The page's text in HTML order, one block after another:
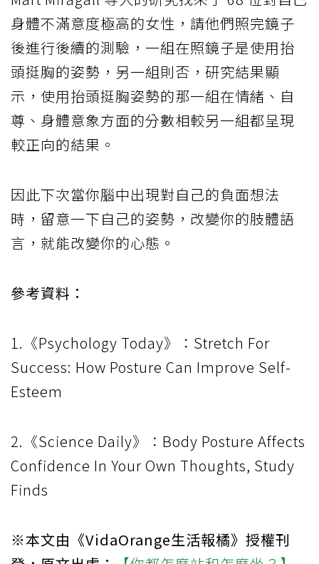
身體不滿意度極高的女性，請他們照完鏡子
後進行後續的測驗，一組在照鏡子是使用抬
頭挺胸的姿勢，另一組則否，研究結果顯
示，使用抬頭挺胸姿勢的那一組在情緒、自
尊、身體意象方面的分數相較另一組都呈現
較正向的結果。
因此下次當你腦中出現對自己的負面想法
時，留意一下自己的姿勢，改變你的肢體語
言，就能改變你的心態。
參考資料：
1.《Psychology Today》：Stretch For
Success: How Posture Can Improve Self-
Esteem
2.《Science Daily》：Body Posture Affects
Confidence In Your Own Thoughts, Study
Finds
※本文由《VidaOrange生活報橘》授權刊